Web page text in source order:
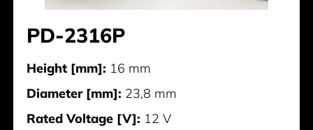
PD-2316P
Height [mm]: 16 mm
Diameter [mm]: 23,8 mm
Rated Voltage [V]: 12 V